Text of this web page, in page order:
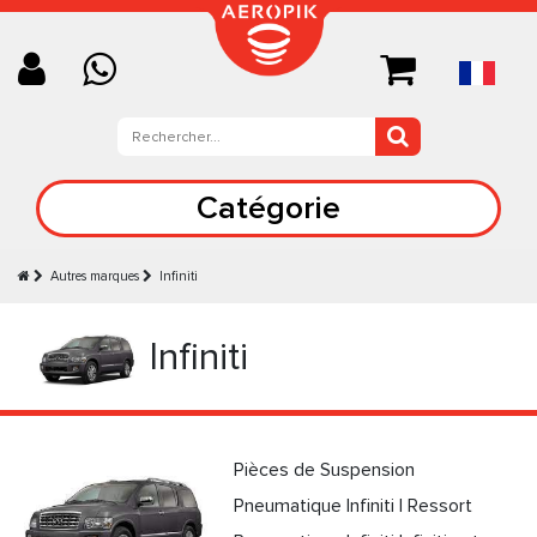
Catégorie
Autres marques Infiniti
Infiniti
Pièces de Suspension
Pneumatique Infiniti | Ressort